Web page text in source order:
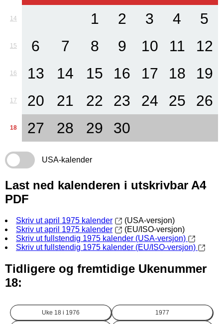
14 1 2 3 4 5
15 6 7 8 9 10 11 12
16 13 14 15 16 17 18 19
17 20 21 22 23 24 25 26
18 27 28 29 30
USA-kalender
Last ned kalenderen i utskrivbar A4
PDF
Skriv ut april 1975 kalender
(USA-versjon)
Skriv ut april 1975 kalender
(EU/ISO-versjon)
Skriv ut fullstendig 1975 kalender (USA-versjon)
Skriv ut fullstendig 1975 kalender (EU/ISO-versjon)
Tidligere og fremtidige Ukenummer
18:
Uke 18 i 1976 1977